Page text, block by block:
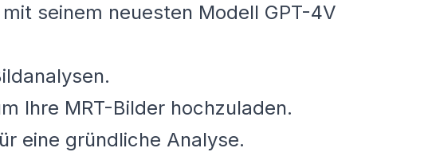
seinem neuesten Modell GPT-4V
Ihre MRT-Bilder hochzuladen.
eine gründliche Analyse.